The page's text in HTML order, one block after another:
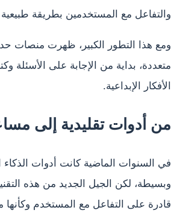
والتفاعل مع المستخدمين بطريقة
ومع هذا التطور الكبير، ظهرت منصات
متعددة، بداية من الإجابة على الأسئلة
الأفكار الإبداعية.
من أدوات تقليدية إلى
في السنوات الماضية كانت أدوات
وبسيطة، لكن الجيل الجديد من هذه
قادرة على التفاعل مع المستخدم